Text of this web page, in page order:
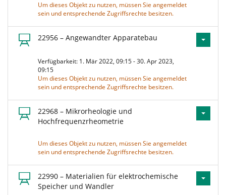
Um dieses Objekt zu nutzen, müssen Sie angemeldet
sein und entsprechende Zugriffsrechte besitzen.
22956 – Angewandter Apparatebau
Verfügbarkeit: 1. Mär 2022, 09:15 - 30. Apr 2023,
09:15
Um dieses Objekt zu nutzen, müssen Sie angemeldet
sein und entsprechende Zugriffsrechte besitzen.
22968 – Mikrorheologie und
Hochfrequenzrheometrie
Um dieses Objekt zu nutzen, müssen Sie angemeldet
sein und entsprechende Zugriffsrechte besitzen.
22990 – Materialien für elektrochemische
Speicher und Wandler